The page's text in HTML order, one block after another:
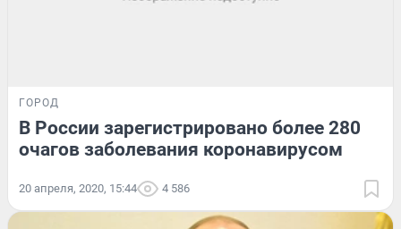
ГОРОД
В России зарегистрировано более 280
очагов заболевания коронавирусом
20 апреля, 2020, 15:44 4 586